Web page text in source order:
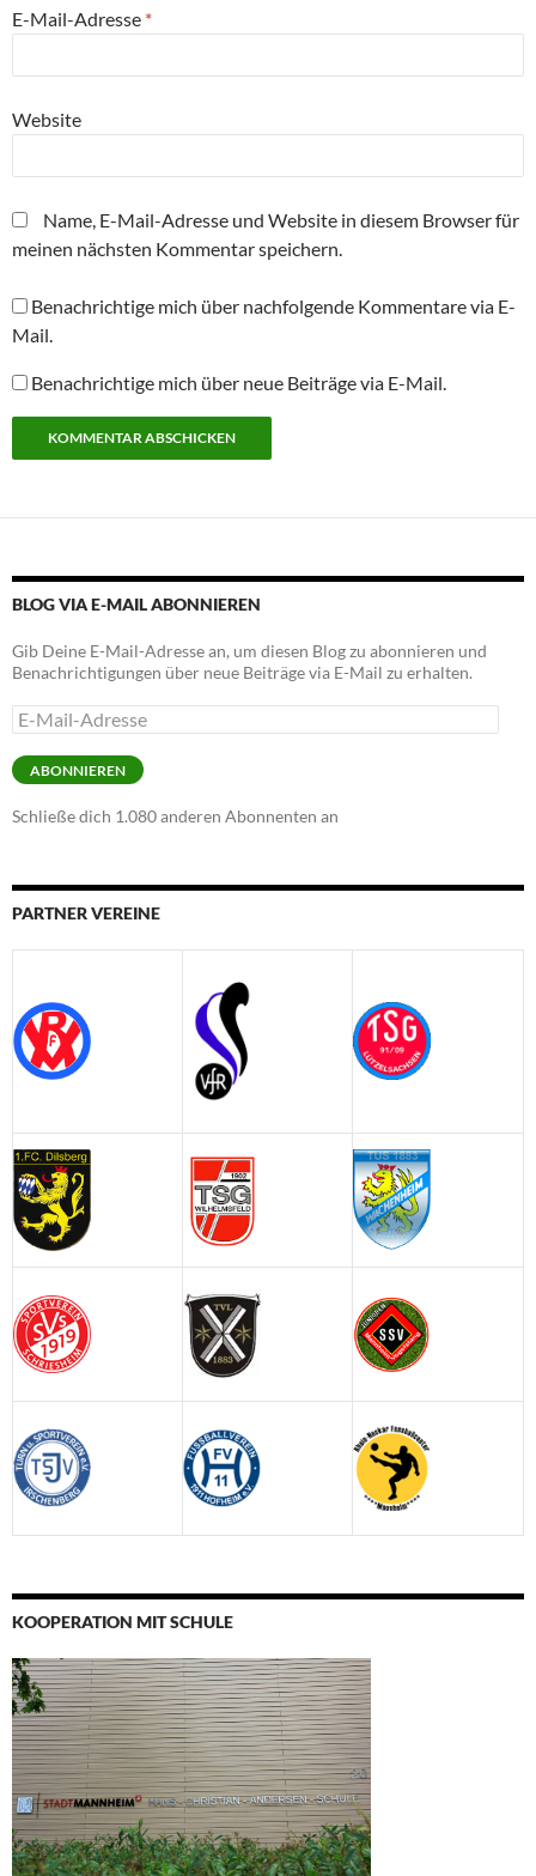
E-Mail-Adresse *
Website
Name, E-Mail-Adresse und Website in diesem Browser für
meinen nächsten Kommentar speichern.
Benachrichtige mich über nachfolgende Kommentare via E-
Mail.
Benachrichtige mich über neue Beiträge via E-Mail.
BLOG VIA E-MAIL ABONNIEREN
Gib Deine E-Mail-Adresse an, um diesen Blog zu abonnieren und
Benachrichtigungen über neue Beiträge via E-Mail zu erhalten.
E-
Mail-
Adresse
ABONNIEREN
Schließe dich 1.080 anderen Abonnenten an
PARTNER VEREINE
KOOPERATION MIT SCHULE